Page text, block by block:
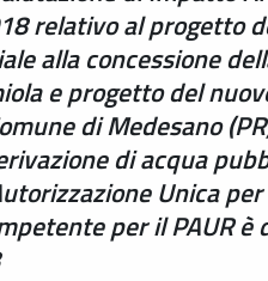
relativo al progetto
alla concessione
e progetto del
di Medesano
di acqua
Unica
per il PAUR è